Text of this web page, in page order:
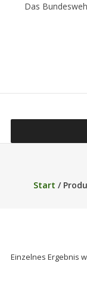
Das
Start /
Einzelnes Ergebnis